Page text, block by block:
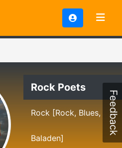
Rock Poets
Rock [Rock, Blues,
Baladen]
Feedback